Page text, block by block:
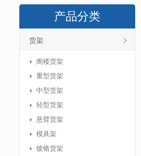
产品分类
货架
阁楼货架
重型货架
中型货架
轻型货架
悬臂货架
模具架
镀铬货架